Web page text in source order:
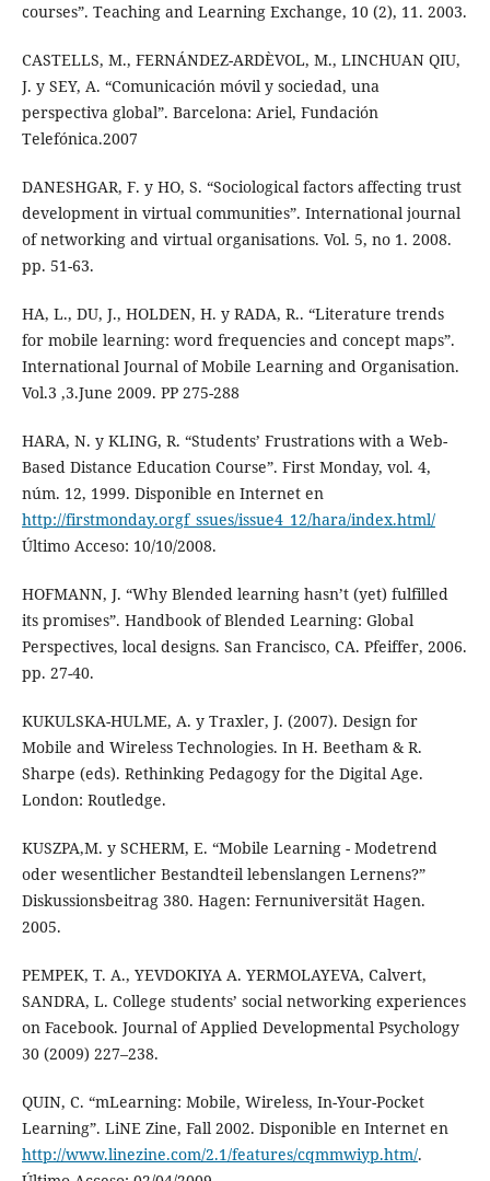
courses”. Teaching and Learning Exchange, 10 (2), 11. 2003.
CASTELLS, M., FERNÁNDEZ-ARDÈVOL, M., LINCHUAN QIU,
J. y SEY, A. “Comunicación móvil y sociedad, una
perspectiva global”. Barcelona: Ariel, Fundación
Telefónica.2007
DANESHGAR, F. y HO, S. “Sociological factors affecting trust
development in virtual communities”. International journal
of networking and virtual organisations. Vol. 5, no 1. 2008.
pp. 51-63.
HA, L., DU, J., HOLDEN, H. y RADA, R.. “Literature trends
for mobile learning: word frequencies and concept maps”.
International Journal of Mobile Learning and Organisation.
Vol.3 ,3.June 2009. PP 275-288
HARA, N. y KLING, R. “Students’ Frustrations with a Web-
Based Distance Education Course”. First Monday, vol. 4,
núm. 12, 1999. Disponible en Internet en
http://firstmonday.orgf_ssues/issue4_12/hara/index.html/
Último Acceso: 10/10/2008.
HOFMANN, J. “Why Blended learning hasn’t (yet) fulfilled
its promises”. Handbook of Blended Learning: Global
Perspectives, local designs. San Francisco, CA. Pfeiffer, 2006.
pp. 27-40.
KUKULSKA-HULME, A. y Traxler, J. (2007). Design for
Mobile and Wireless Technologies. In H. Beetham & R.
Sharpe (eds). Rethinking Pedagogy for the Digital Age.
London: Routledge.
KUSZPA,M. y SCHERM, E. “Mobile Learning - Modetrend
oder wesentlicher Bestandteil lebenslangen Lernens?”
Diskussionsbeitrag 380. Hagen: Fernuniversität Hagen.
2005.
PEMPEK, T. A., YEVDOKIYA A. YERMOLAYEVA, Calvert,
SANDRA, L. College students’ social networking experiences
on Facebook. Journal of Applied Developmental Psychology
30 (2009) 227–238.
QUIN, C. “mLearning: Mobile, Wireless, In-Your-Pocket
Learning”. LiNE Zine, Fall 2002. Disponible en Internet en
http://www.linezine.com/2.1/features/cqmmwiyp.htm/.